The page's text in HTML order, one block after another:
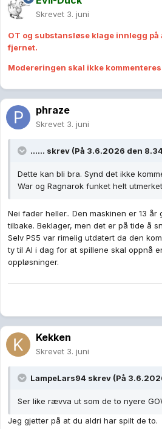
Skrevet 3. juni
OT og substansløse klage innlegg
fjernet.
Modereringen skal ikke
phraze
Skrevet 3. juni
...... skrev (På 3.6.2026 den
Dette kan bli bra. Synd det ikke
War og Ragnarok funket helt
Nei fader heller.. Den maskinen er 13 år
tilbake. Beklager, men det er på tide å
Selv PS5 var rimelig utdatert da den
ty til AI i dag for at spillene skal oppnå
oppløsninger.
Kekken
Skrevet 3. juni
LampeLars94 skrev (På
Ser like rævva ut som de to nyere
Jeg gjetter på at du aldri har spilt de to.